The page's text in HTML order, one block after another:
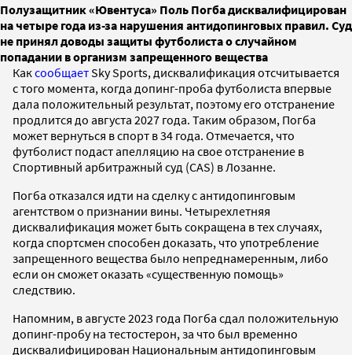
Полузащитник «Ювентуса» Поль Погба дисквалифицирован
на четыре года из-за нарушения антидопинговых правил. Суд
не принял доводы защиты футболиста о случайном
попадании в организм запрещенного вещества
КаксообщаетSky Sports, дисквалификация отсчитывается
с того момента, когда допинг-проба футболиста впервые
дала положительный результат, поэтому его отстранение
продлится до августа 2027 года. Таким образом, Погба
может вернуться в спорт в 34 года. Отмечается, что
футболист подаст апелляцию на свое отстранение в
Спортивный арбитражный суд (CAS) в Лозанне.
Погба отказался идти на сделку с антидопинговым
агентством о признании вины. Четырехлетняя
дисквалификация может быть сокращена в тех случаях,
когда спортсмен способен доказать, что употребление
запрещенного вещества было непреднамеренным, либо
если он сможет оказать «существенную помощь»
следствию.
Напомним, в августе 2023 года Погба сдал положительную
допинг-пробу на тестостерон, за что был временно
дисквалифицирован Национальным антидопинговым